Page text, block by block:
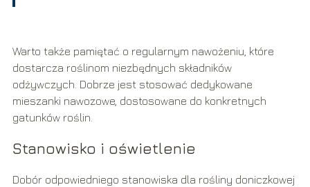
Warto także pamiętać o regularnym nawożeniu, które
dostarcza roślinom niezbędnych składników
odżywczych. Dobrze jest stosować dedykowane
mieszanki nawozowe, dostosowane do konkretnych
gatunków roślin.
Stanowisko i oświetlenie
Dobór odpowiedniego stanowiska dla rośliny doniczkowej